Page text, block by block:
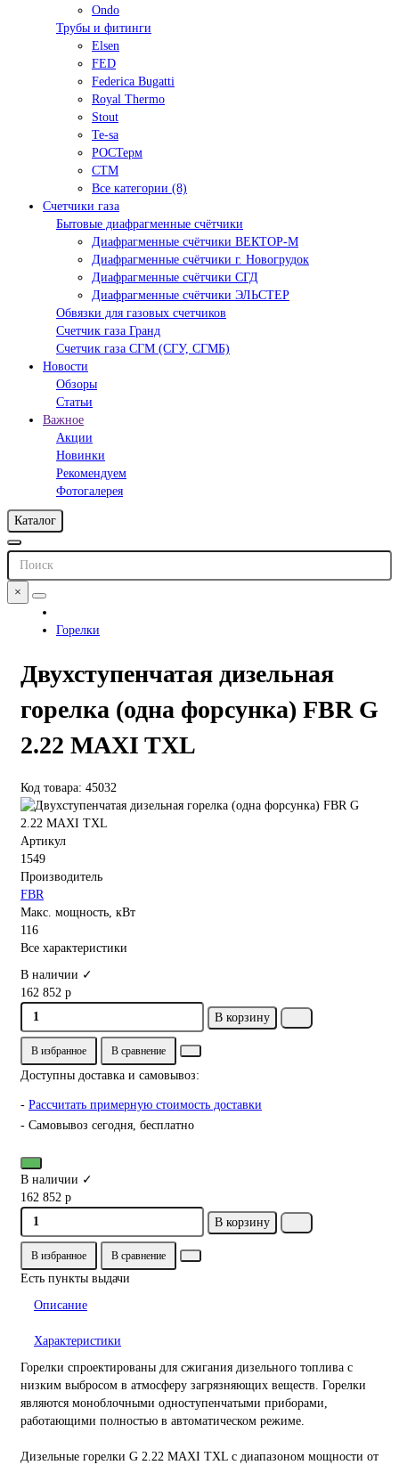
Ondo
Трубы и фитинги
Elsen
FED
Federica Bugatti
Royal Thermo
Stout
Te-sa
РОСТерм
СТМ
Все категории (8)
Счетчики газа
Бытовые диафрагменные счётчики
Диафрагменные счётчики ВЕКТОР-М
Диафрагменные счётчики г. Новогрудок
Диафрагменные счётчики СГД
Диафрагменные счётчики ЭЛЬСТЕР
Обвязки для газовых счетчиков
Счетчик газа Гранд
Счетчик газа СГМ (СГУ, СГМБ)
Новости
Обзоры
Статьи
Важное
Акции
Новинки
Рекомендуем
Фотогалерея
Каталог
×
Горелки
Двухступенчатая дизельная
горелка (одна форсунка) FBR G
2.22 MAXI TXL
Код товара: 45032
Артикул
1549
Производитель
FBR
Макс. мощность, кВт
116
Все характеристики
В наличии ✓
162 852 р
В корзину
В избранное В сравнение
Доступны доставка и самовывоз:
- Рассчитать примерную стоимость доставки
- Самовывоз сегодня, бесплатно
В наличии ✓
162 852 р
В корзину
В избранное В сравнение
Есть пункты выдачи
Описание
Характеристики
Горелки спроектированы для сжигания дизельного топлива с
низким выбросом в атмосферу загрязняющих веществ. Горелки
являются моноблочными одноступенчатыми приборами,
работающими полностью в автоматическом режиме.
Дизельные горелки G 2.22 MAXI TXL с диапазоном мощности от